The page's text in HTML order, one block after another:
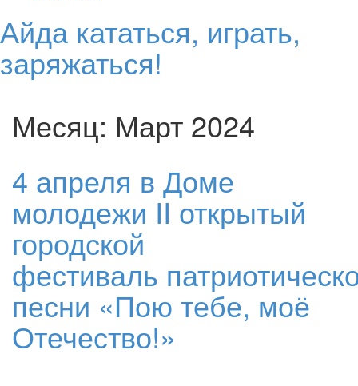
Айда кататься, играть,
заряжаться!
Месяц: Март 2024
4 апреля в Доме
молодежи II открытый
городской
фестиваль
песни «Пою тебе, моё
Отечество!»